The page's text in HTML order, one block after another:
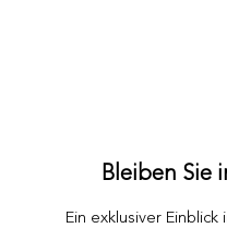
Bleiben Sie
Ein exklusiver